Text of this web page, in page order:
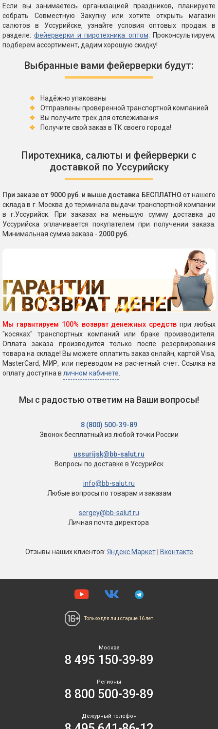
Если вы занимаетесь организацией праздников, планируете
собрать Совместную Закупку или хотите открыть магазин
салютов в Уссурийске, узнайте условия оптовых продаж в
разделе:фейерверки и пиротехника оптом. Проконсультируем,
подберем ассортимент, дадим хорошую скидку!
Выбранные вами фейерверки будут:
Надёжно упакованы
Отправлены проверенной транспортной компанией
Вы получите трек для отслеживания
Получите свой заказ в ТК своего города!
Пиротехника, салюты и фейерверки с
доставкой по Уссурийску
При заказе от 9000 руб. и выше доставка БЕСПЛАТНО от нашего
склада в г. Москва до терминала выдачи транспортной компании
в г.Уссурийск. При заказах на меньшую сумму доставка до
Уссурийска оплачивается покупателем при получении заказа.
Минимальная сумма заказа - 2000 руб.
Мы гарантируем 100% возврат денежных средств при любых
"косяках" транспортных компаний или браке производителя.
Оплата заказа производится только после резервирования
товара на складе! Вы можете оплатить заказ онлайн, картой Visa,
MasterCard, МИР, или переводом на расчетный счет. Ссылка на
оплату доступна в личном кабинете.
Мы с радостью ответим на Ваши вопросы!
8 (800) 500-39-89
Звонок бесплатный из любой точки России
ussurijsk@bb-salut.ru
Вопросы по доставке в Уссурийск
info@bb-salut.ru
Любые вопросы по товарам и заказам
sergey@bb-salut.ru
Личная почта директора
Отзывы наших клиентов: Яндекс.Маркет| Вконтакте
Только для лиц старше 16 лет
Москва
8 495 150-39-89
Регионы
8 800 500-39-89
Дежурный телефон